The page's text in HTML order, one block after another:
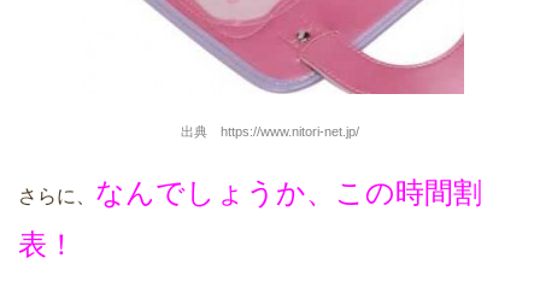
出典 https://www.nitori-net.jp/
さらに、 なんでしょうか、この時間割
表！